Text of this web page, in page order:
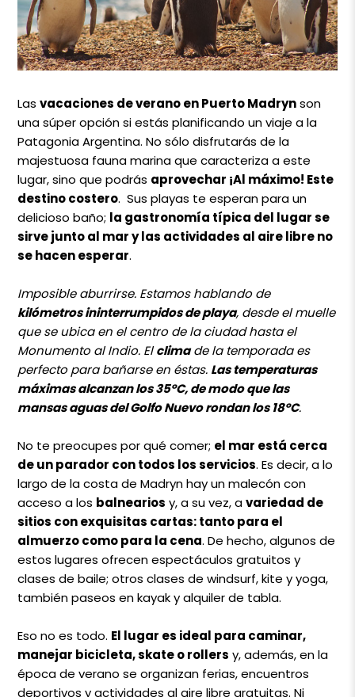
Lasvacaciones de verano en Puerto Madrynson
una súper opción si estás planificando un viaje a la
Patagonia Argentina. No sólo disfrutarás de la
majestuosa fauna marina que caracteriza a este
lugar, sino que podrás aprovechar ¡Al máximo! Este
destino costero. Sus playas te esperan para un
delicioso baño; la gastronomía típica del lugar se
sirve junto al mar y las actividades al aire libre no
se hacen esperar.
Imposible aburrirse. Estamos hablando de
kilómetros ininterrumpidos de playa, desde el muelle
que se ubica en el centro de la ciudad hasta el
Monumento al Indio. Elclimade la temporada es
perfecto para bañarse en éstas. Las temperaturas
máximas alcanzan los 35°C, de modo que las
mansas aguas del Golfo Nuevo rondan los 18°C.
No te preocupes por qué comer; el mar está cerca
de un parador con todos los servicios. Es decir, a lo
largo de la costa de Madryn hay un malecón con
acceso a los balnearios y, a su vez, avariedad de
sitios con exquisitas cartas: tanto para el
almuerzo como para la cena. De hecho, algunos de
estos lugares ofrecen espectáculos gratuitos y
clases de baile; otros clases de windsurf, kite y yoga,
también paseos en kayak y alquiler de tabla.
Eso no es todo. El lugar es ideal para caminar,
manejar bicicleta, skate o rollers y, además, en la
época de verano se organizan ferias, encuentros
deportivos y actividades al aire libre gratuitas. Ni